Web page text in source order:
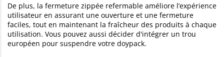
De plus, la fermeture zippée refermable améliore l’expérience
utilisateur en assurant une ouverture et une fermeture
faciles, tout en maintenant la fraîcheur des produits à chaque
utilisation. Vous pouvez aussi décider d'intégrer un trou
européen pour suspendre votre doypack.